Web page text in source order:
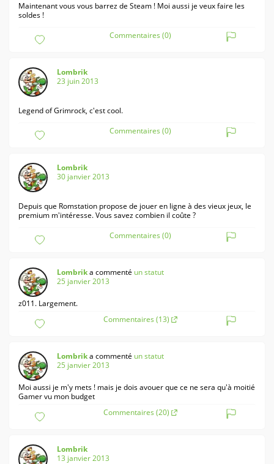
Maintenant vous vous barrez de Steam ! Moi aussi je veux faire les
soldes !
Commentaires (0)
Lombrik
23 juin 2013
Legend of Grimrock, c'est cool.
Commentaires (0)
Lombrik
30 janvier 2013
Depuis que Romstation propose de jouer en ligne à des vieux jeux, le
premium m'intéresse. Vous savez combien il coûte ?
Commentaires (0)
Lombrika commenté un statut
25 janvier 2013
z011. Largement.
Commentaires (13)
Lombrika commenté un statut
25 janvier 2013
Moi aussi je m'y mets ! mais je dois avouer que ce ne sera qu'à moitié
Gamer vu mon budget
Commentaires (20)
Lombrik
13 janvier 2013